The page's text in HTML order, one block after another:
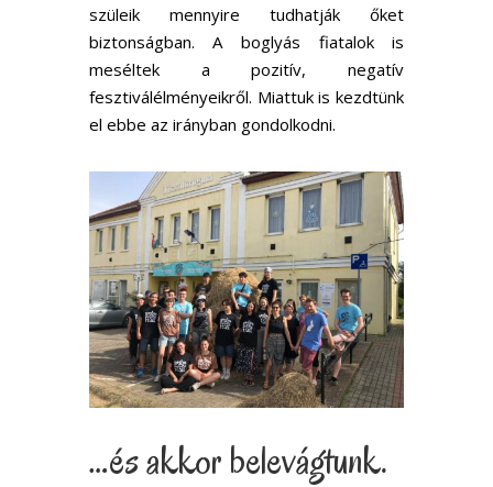
szüleik mennyire tudhatják őket
biztonságban. A boglyás fiatalok is
meséltek a pozitív, negatív
fesztiválélményeikről. Miattuk is kezdtünk
el ebbe az irányban gondolkodni.
…és akkor belevágtunk.